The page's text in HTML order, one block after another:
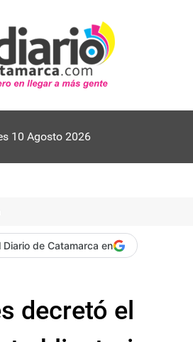
10 Agosto 2026
Diario de Catamarca en
decretó el